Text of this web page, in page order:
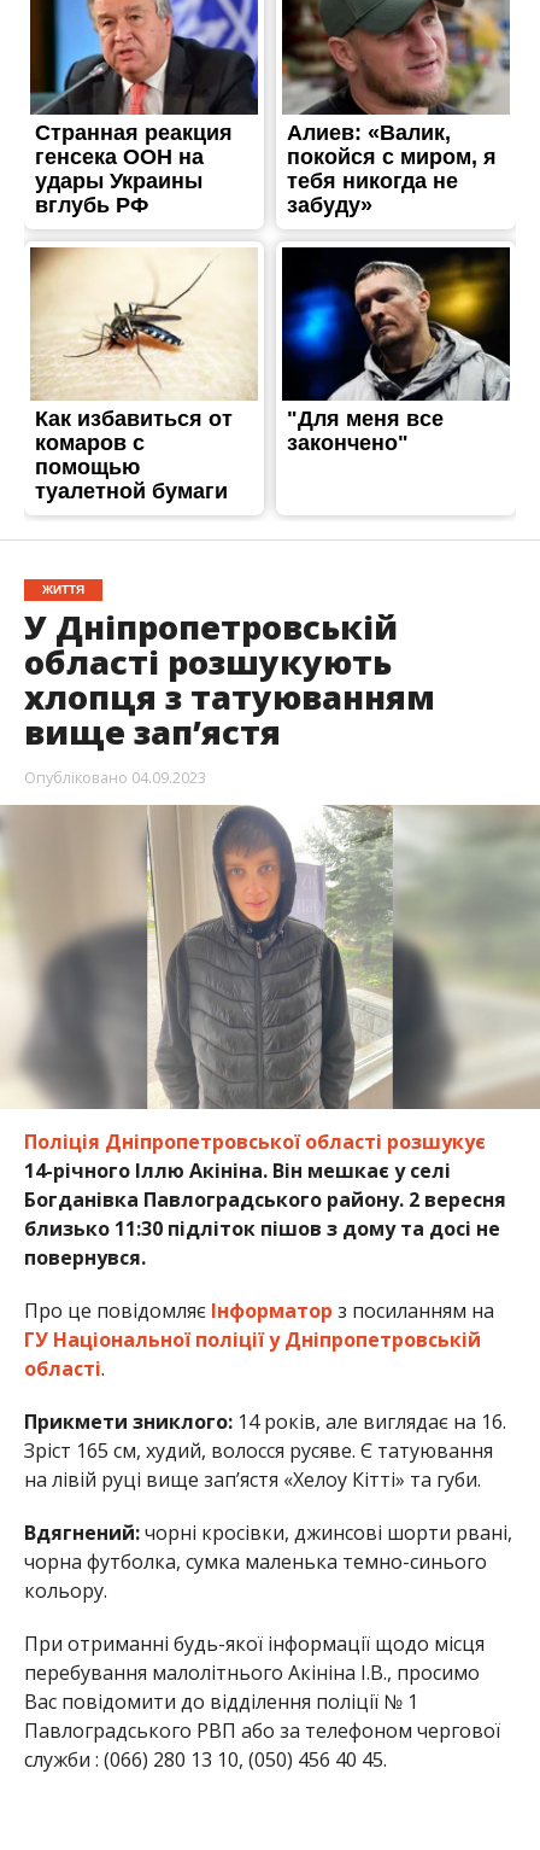
ЖИТТЯ
У Дніпропетровській
області розшукують
хлопця з татуюванням
вище зап’ястя
Опубліковано 04.09.2023
Поліція Дніпропетровської області розшукує
14-річного Іллю Акініна. Він мешкає у селі
Богданівка Павлоградського району. 2 вересня
близько 11:30 підліток пішов з дому та досі не
повернувся.
Про це повідомляє Інформатор з посиланням на
ГУ Національної поліції у Дніпропетровській
області.
Прикмети зниклого: 14 років, але виглядає на 16.
Зріст 165 см, худий, волосся русяве. Є татуювання
на лівій руці вище зап’ястя «Хелоу Кітті» та губи.
Вдягнений:чорні кросівки, джинсові шорти рвані,
чорна футболка, сумка маленька темно-синього
кольору.
При отриманні будь-якої інформації щодо місця
перебування малолітнього Акініна І.В., просимо
Вас повідомити до відділення поліції № 1
Павлоградського РВП або за телефоном чергової
служби : (066) 280 13 10, (050) 456 40 45.